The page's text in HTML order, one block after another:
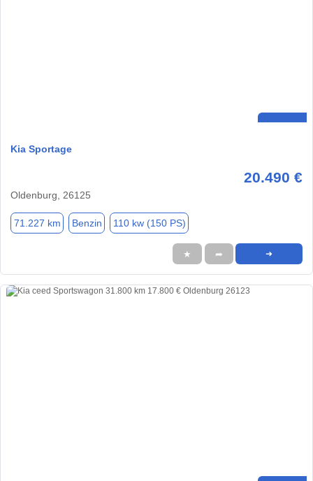
Kia Sportage
20.490 €
Oldenburg, 26125
71.227 km Benzin 110 kw (150 PS)
★ ➦ ➜